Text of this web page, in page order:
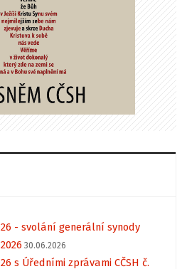
- svolání generální synody
30.06.2026
s Úředními zprávami CČSH č.